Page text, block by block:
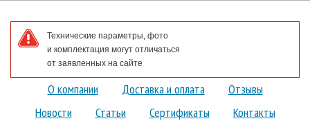
Технические параметры, фото
и комплектация могут отличаться
от заявленных на сайте
О компании Доставка и оплата
Отзывы
Новости
Статьи Сертификаты Контакты